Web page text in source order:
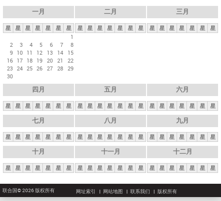
一月
星 星 星 星 星 星
星
1
2
3 4 5 6 7
8
9 10 11 12 13 14
15
16 17 18 19 20 21
22
23 24 25 26 27 28 29
30
二月
星 星 星 星 星 星 星
三月
星 星 星 星 星 星 星
四月
星 星 星 星 星 星 星
五月
星 星 星 星 星 星 星
六月
星 星 星 星 星 星 星
七月
星 星 星 星 星 星 星
八月
星 星 星 星 星 星 星
九月
星 星 星 星 星 星 星
十月
星 星 星 星 星 星 星
十一月
星 星 星 星 星 星 星
十二月
星 星 星 星 星 星 星
联合国© 2026 版权所有 网址索引 网站地图 联系我们 版权所有